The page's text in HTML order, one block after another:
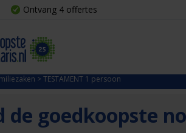
Ontvang 4 offertes
>TESTAMENT 1 persoon
de goedkoopste